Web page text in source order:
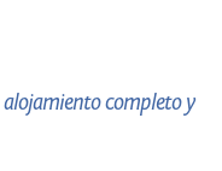
alojamiento completo y